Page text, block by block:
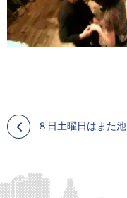
８日土曜日はまた池袋 サルサクラブ ラ・ルンバでレッスン&イベント